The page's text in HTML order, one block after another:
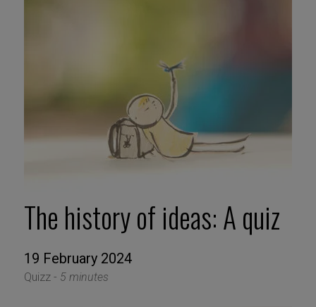
The history of ideas: A quiz
19 February 2024
Quizz - 5 minutes